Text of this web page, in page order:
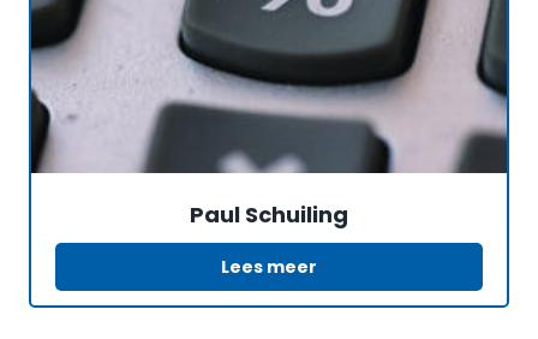
Paul Schuiling
Lees meer